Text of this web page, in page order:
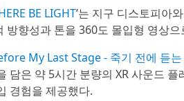
BE LIGHT’는 지구 디스토피아
방향성과 톤을 360도 몰입형 영상
My Last Stage - 죽기 전에 듣
담은 약 5시간 분량의 XR 사운드
경험을 제공했다.